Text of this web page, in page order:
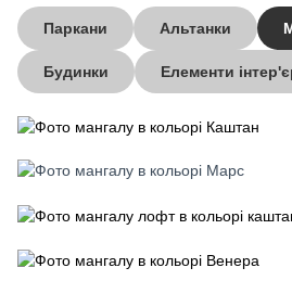
Паркани Альтанки
Будинки Елементи